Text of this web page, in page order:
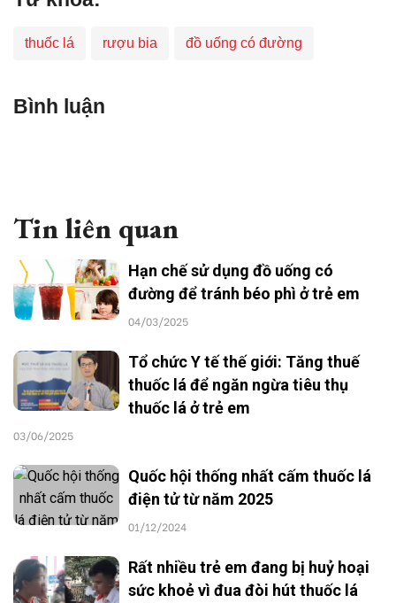
thuốc lá rượu bia đồ uống có đường
Bình luận
Tin liên quan
Hạn chế sử dụng đồ uống có
đường để tránh béo phì ở trẻ em
04/03/2025
Tổ chức Y tế thế giới: Tăng thuế
thuốc lá để ngăn ngừa tiêu thụ
thuốc lá ở trẻ em
03/06/2025
Quốc hội thống nhất cấm thuốc lá
điện tử từ năm 2025
01/12/2024
Rất nhiều trẻ em đang bị huỷ hoại
sức khoẻ vì đua đòi hút thuốc lá